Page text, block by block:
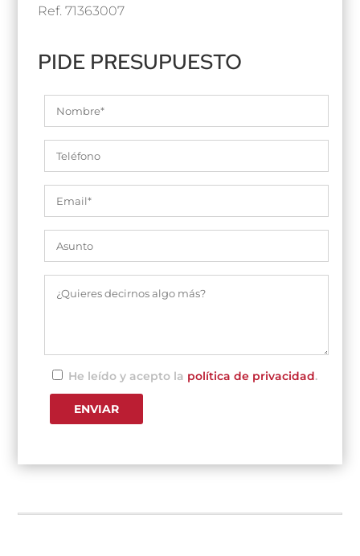
Ref. 71363007
PIDE PRESUPUESTO
He leído y acepto la política de privacidad.